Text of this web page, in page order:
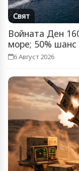
Свят
Войната Ден
море; 50%
6 Август 2026